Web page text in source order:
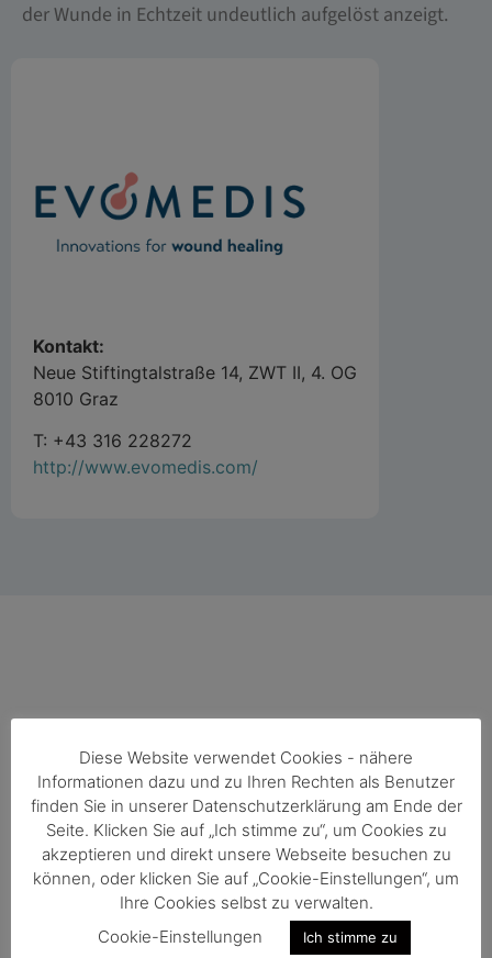
der Wunde in Echtzeit undeutlich aufgelöst anzeigt.
Kontakt:
Neue Stiftingtalstraße 14, ZWT II, 4. OG
8010 Graz
T: +43 316 228272
http://www.evomedis.com/
Funded by
Diese Website verwendet Cookies - nähere
Informationen dazu und zu Ihren Rechten als Benutzer
finden Sie in unserer Datenschutzerklärung am Ende der
Seite. Klicken Sie auf „Ich stimme zu“, um Cookies zu
akzeptieren und direkt unsere Webseite besuchen zu
können, oder klicken Sie auf „Cookie-Einstellungen“, um
Ihre Cookies selbst zu verwalten.
Cookie-Einstellungen
Ich stimme zu